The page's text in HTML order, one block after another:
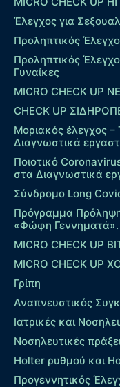
Έλεγχος για
Προληπτικός
Προληπτικός
Γυναίκες
MICRO CHECK UP
CHECK UP
Μοριακός έλεγχος
Διαγνωστικά
Ποιοτικό
στα Διαγνωστικά
Σύνδρομο Long
Πρόγραμμα
«Φώφη Γεννηματά».
MICRO CHECK UP
MICRO CHECK UP
Γρίπη
Αναπνευστικός
Ιατρικές και
Νοσηλευτικές
Holter ρυθμού και
Προγεννητικός